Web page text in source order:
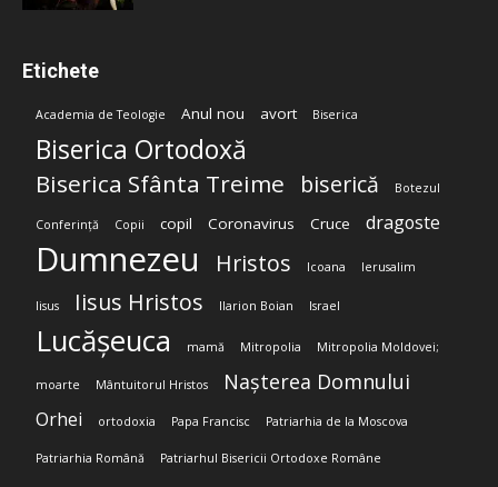
Etichete
Academia de Teologie Anul nou avort Biserica
Biserica Ortodoxă
Biserica Sfânta Treime biserică Botezul
Conferință Copii copil Coronavirus Cruce dragoste
Dumnezeu Hristos Icoana Ierusalim
Iisus Iisus Hristos Ilarion Boian Israel
Lucășeuca mamă Mitropolia Mitropolia Moldovei;
moarte Mântuitorul Hristos Nașterea Domnului
Orhei ortodoxia Papa Francisc Patriarhia de la Moscova
Patriarhia Română Patriarhul Bisericii Ortodoxe Române